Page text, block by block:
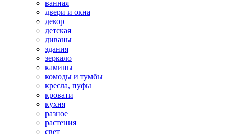
ванная
двери и окна
декор
детская
диваны
здания
зеркало
камины
комоды и тумбы
кресла, пуфы
кровати
кухня
разное
растения
свет